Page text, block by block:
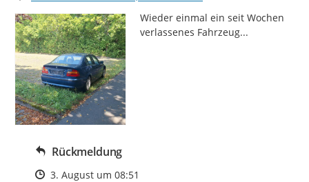
Wieder einmal ein seit Wochen
verlassenes Fahrzeug...
Rückmeldung
Zeitpunkt des Erstellens
3. August um 08:51